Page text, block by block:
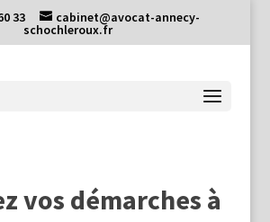
33 cabinet@avocat-annecy-
schochleroux.fr
vos démarches à